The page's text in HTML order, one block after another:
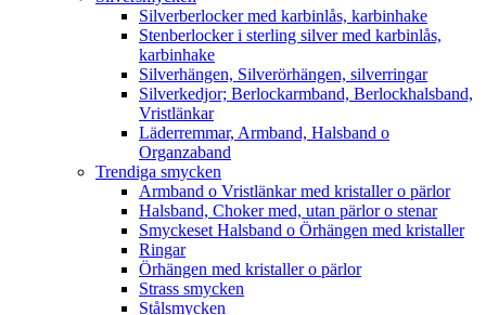
Silverberlocker med karbinlås, karbinhake
Stenberlocker i sterling silver med karbinlås,
karbinhake
Silverhängen, Silverörhängen, silverringar
Silverkedjor; Berlockarmband, Berlockhalsband,
Vristlänkar
Läderremmar, Armband, Halsband o
Organzaband
Trendiga smycken
Armband o Vristlänkar med kristaller o pärlor
Halsband, Choker med, utan pärlor o stenar
Smyckeset Halsband o Örhängen med kristaller
Ringar
Örhängen med kristaller o pärlor
Strass smycken
Stålsmycken